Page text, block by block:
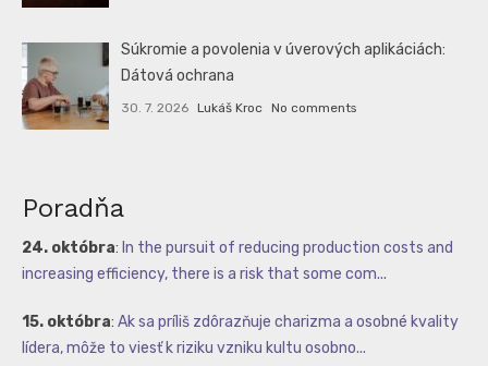
Súkromie a povolenia v úverových aplikáciách:
Dátová ochrana
30. 7. 2026 Lukáš Kroc No comments
Poradňa
24. októbra: In the pursuit of reducing production costs and
increasing efficiency, there is a risk that some com...
15. októbra: Ak sa príliš zdôrazňuje charizma a osobné kvality
lídera, môže to viesť k riziku vzniku kultu osobno...